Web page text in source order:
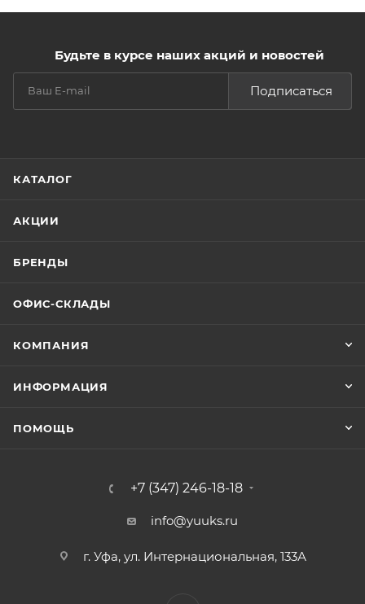
Будьте в курсе наших акций и новостей
Подписаться
КАТАЛОГ
АКЦИИ
БРЕНДЫ
ОФИС-СКЛАДЫ
КОМПАНИЯ
ИНФОРМАЦИЯ
ПОМОЩЬ
+7 (347) 246-18-18
info@yuuks.ru
г. Уфа, ул. Интернациональная, 133А